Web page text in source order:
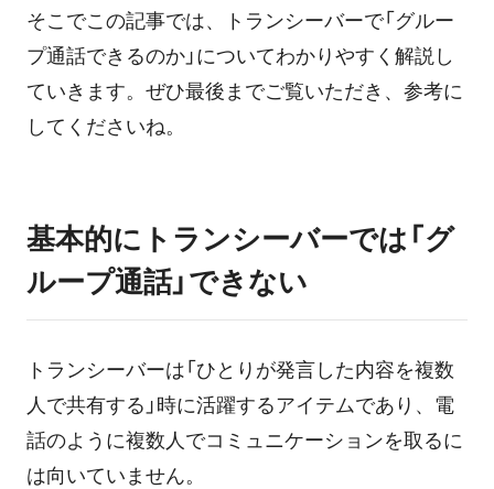
ログイン
そこでこの記事では、トランシーバーで「グルー
プ通話できるのか」についてわかりやすく解説し
ていきます。ぜひ最後までご覧いただき、参考に
してくださいね。
基本的にトランシーバーでは「グ
ループ通話」できない
トランシーバーは「ひとりが発言した内容を複数
人で共有する」時に活躍するアイテムであり、電
話のように複数人でコミュニケーションを取るに
は向いていません。